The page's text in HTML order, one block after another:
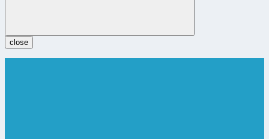
close